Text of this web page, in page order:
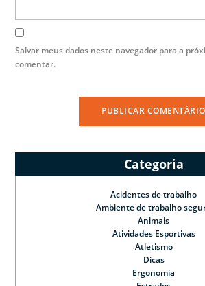
Salvar meus dados neste navegador para a
comentar.
Categoria
Acidentes de trabalho
Ambiente de trabalho
Animais
Atividades Esportivas
Atletismo
Dicas
Ergonomia